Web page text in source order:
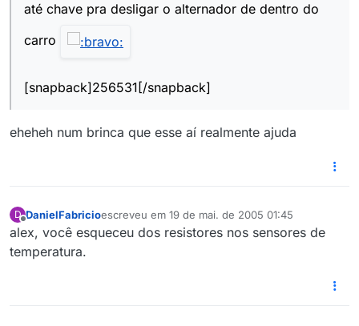
até chave pra desligar o alternador de dentro do
carro
[snapback]256531[/snapback]
eheheh num brinca que esse aí realmente ajuda
D DanielFabricioescreveu em 19 de mai. de 2005 01:45
última edição por
alex, você esqueceu dos resistores nos sensores de
temperatura.